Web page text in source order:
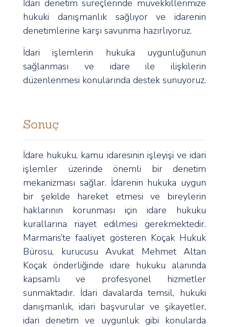
İdari denetim süreçlerinde müvekkillerimize
hukuki danışmanlık sağlıyor ve idarenin
denetimlerine karşı savunma hazırlıyoruz.
İdari işlemlerin hukuka uygunluğunun
sağlanması ve idare ile ilişkilerin
düzenlenmesi konularında destek sunuyoruz.
Sonuç
İdare hukuku, kamu idaresinin işleyişi ve idari
işlemler üzerinde önemli bir denetim
mekanizması sağlar. İdarenin hukuka uygun
bir şekilde hareket etmesi ve bireylerin
haklarının korunması için idare hukuku
kurallarına riayet edilmesi gerekmektedir.
Marmaris’te faaliyet gösteren Koçak Hukuk
Bürosu, kurucusu Avukat Mehmet Altan
Koçak önderliğinde idare hukuku alanında
kapsamlı ve profesyonel hizmetler
sunmaktadır. İdari davalarda temsil, hukuki
danışmanlık, idari başvurular ve şikayetler,
idari denetim ve uygunluk gibi konularda